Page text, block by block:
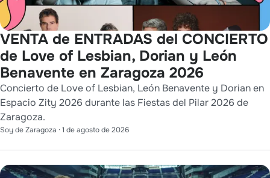
VENTA de ENTRADAS del CONCIERTO
de Love of Lesbian, Dorian y León
Benavente en Zaragoza 2026
Concierto de Love of Lesbian, León Benavente y Dorian en
Espacio Zity 2026 durante las Fiestas del Pilar 2026 de
Zaragoza.
Soy de Zaragoza · 1 de agosto de 2026